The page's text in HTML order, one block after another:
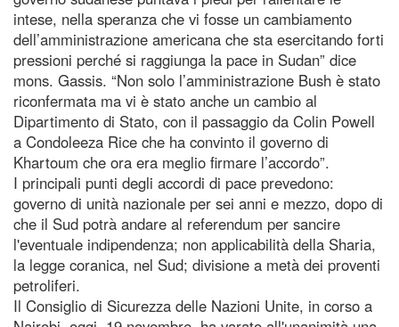
intese, nella speranza che vi fosse un cambiamento
dell’amministrazione americana che sta esercitando forti
pressioni perché si raggiunga la pace in Sudan” dice
mons. Gassis. “Non solo l’amministrazione Bush è stato
riconfermata ma vi è stato anche un cambio al
Dipartimento di Stato, con il passaggio da Colin Powell
a Condoleeza Rice che ha convinto il governo di
Khartoum che ora era meglio firmare l’accordo”.
I principali punti degli accordi di pace prevedono:
governo di unità nazionale per sei anni e mezzo, dopo di
che il Sud potrà andare al referendum per sancire
l'eventuale indipendenza; non applicabilità della Sharia,
la legge coranica, nel Sud; divisione a metà dei proventi
petroliferi.
Il Consiglio di Sicurezza delle Nazioni Unite, in corso a